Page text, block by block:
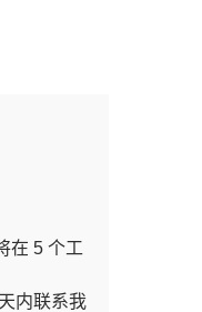
在 5 个工
内联系我